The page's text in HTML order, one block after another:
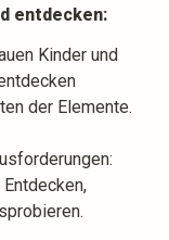
entdecken:
Kinder und
der Elemente.